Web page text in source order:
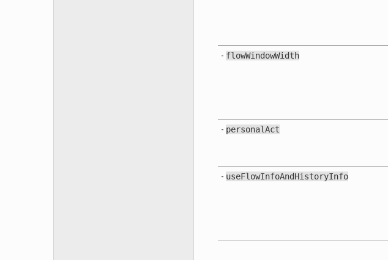
- flowWindowWidth
- personalAct
- useFlowInfoAndHistoryInfo